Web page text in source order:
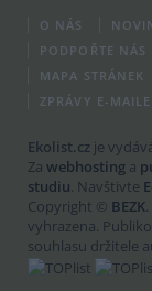
O NÁS
PODPOŘTE NÁS
MAPA STRÁNEK
ZPRÁVY E-
Ekolist.cz je
Za webhosting a
studiu. Navštivte
Copyright © BEZK
vyhrazena.
souhlasu držitele